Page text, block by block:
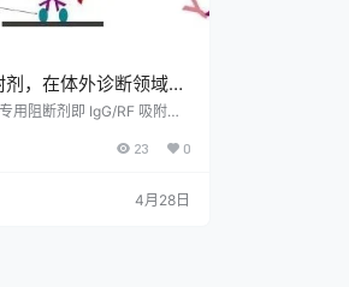
，在体外诊断领域推
体检测产品试剂盒开
用阻断剂即 IgG/RF 吸附
提高检测特异性和灵敏性以
23 0
4月28日